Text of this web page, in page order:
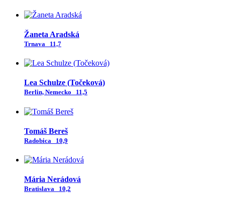
Žaneta Aradská
Trnava 11,7
Lea Schulze (Točeková)
Berlin, Nemecko 11,5
Tomáš Bereš
Radobica 10,9
Mária Nerádová
Bratislava 10,2